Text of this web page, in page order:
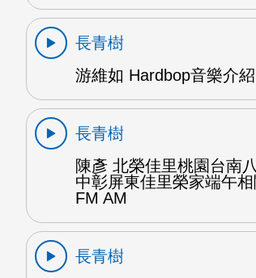
長青樹
游維如 Hardbop音樂介
長青樹
陳彥 北榮佳里桃園台南
中彰屏東佳里榮家端午
FM AM
長青樹